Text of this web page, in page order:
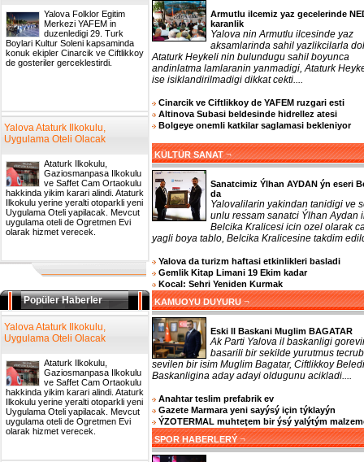
Yalova Folklor Egitim
Merkezi YAFEM in
duzenledigi 29. Turk
Boylari Kultur Soleni kapsaminda
konuk ekipler Cinarcik ve Ciftlikkoy
de gosteriler gerceklestirdi.
Yalova Ataturk Ilkokulu,
Uygulama Oteli Olacak
Ataturk Ilkokulu,
Gaziosmanpasa Ilkokulu
ve Saffet Cam Ortaokulu
hakkinda yikim karari alindi. Ataturk
Ilkokulu yerine yeralti otoparkli yeni
Uygulama Oteli yapilacak. Mevcut
uygulama oteli de Ogretmen Evi
olarak hizmet verecek.
Popüler Haberler
Yalova Ataturk Ilkokulu,
Uygulama Oteli Olacak
Ataturk Ilkokulu,
Gaziosmanpasa Ilkokulu
ve Saffet Cam Ortaokulu
hakkinda yikim karari alindi. Ataturk
Ilkokulu yerine yeralti otoparkli yeni
Uygulama Oteli yapilacak. Mevcut
uygulama oteli de Ogretmen Evi
olarak hizmet verecek.
Armutlu ilcemiz yaz gecelerinde
karanlik
Yalova nin Armutlu ilcesinde yaz
aksamlarinda sahil yazlikcilarla
Ataturk Heykeli nin bulundugu sahil boyunca
andinlatma lamlaranin yanmadigi, Ataturk
ise isiklandirilmadigi dikkat cekti....
Cinarcik ve Ciftlikkoy de YAFEM ruzgari esti
Altinova Subasi beldesinde hidrellez atesi
Bolgeye onemli katkilar saglamasi bekleniyor
KÜLTÜR SANAT ¬
Sanatcimiz Ýlhan AYDAN ýn eseri
da
Yalovalilarin yakindan tanidigi ve
unlu ressam sanatci Ýlhan Aydan
Belcika Kralicesi icin ozel olarak
yagli boya tablo, Belcika Kralicesine takdim
Yalova da turizm haftasi etkinlikleri basladi
Gemlik Kitap Limani 19 Ekim kadar
Kocal: Sehri Yeniden Kurmak
KAMUOYU DUYURU ¬
Eski Il Baskani Muglim BAGATAR
Ak Parti Yalova il baskanligi
basarili bir sekilde yurutmus
sevilen bir isim Muglim Bagatar, Ciftlikkoy
Baskanligina aday adayi oldugunu acikladi....
Anahtar teslim prefabrik ev
Gazete Marmara yeni sayýsý için týklayýn
ÝZOTERMAL muhteţem bir ýsý yalýtým
SPOR HABERLERÝ ¬